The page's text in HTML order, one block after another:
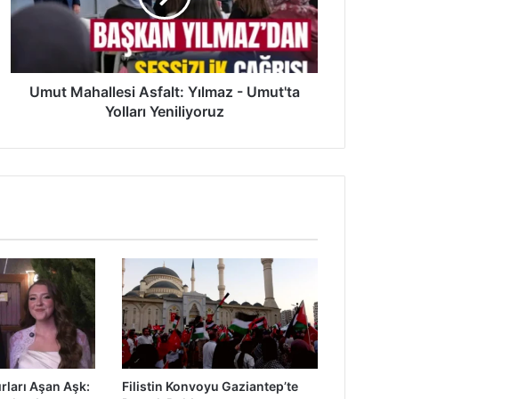
a
l
i
l
t
:
Y
l
m
a
z
Umut Mahallesi Asfalt: Yılmaz - Umut'ta
Yolları Yeniliyoruz
Aşan Aşk:
Filistin Konvoyu Gaziantep’te